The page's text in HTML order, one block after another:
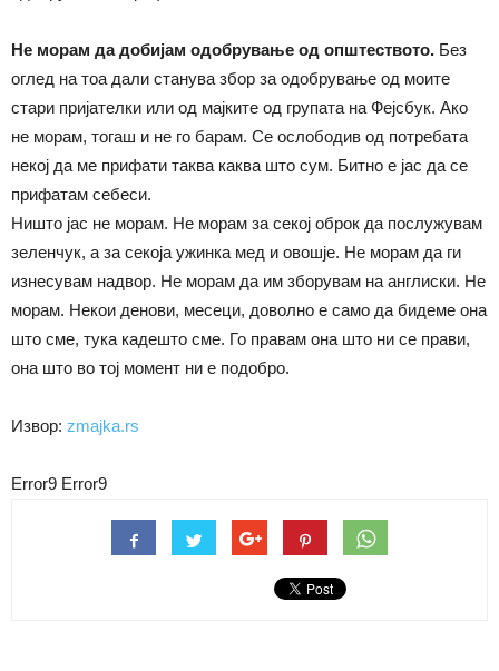
Не морам да добијам одобрување од општеството. Без
оглед на тоа дали станува збор за одобрување од моите
стари пријателки или од мајките од групата на Фејсбук. Ако
не морам, тогаш и не го барам. Се ослободив од потребата
некој да ме прифати таква каква што сум. Битно е јас да се
прифатам себеси.
Ништо јас не морам. Не морам за секој оброк да послужувам
зеленчук, а за секоја ужинка мед и овошје. Не морам да ги
изнесувам надвор. Не морам да им зборувам на англиски. Не
морам. Некои денови, месеци, доволно е само да бидеме она
што сме, тука кадешто сме. Го правам она што ни се прави,
она што во тој момент ни е подобро.
Извор: zmajka.rs
Error9 Error9